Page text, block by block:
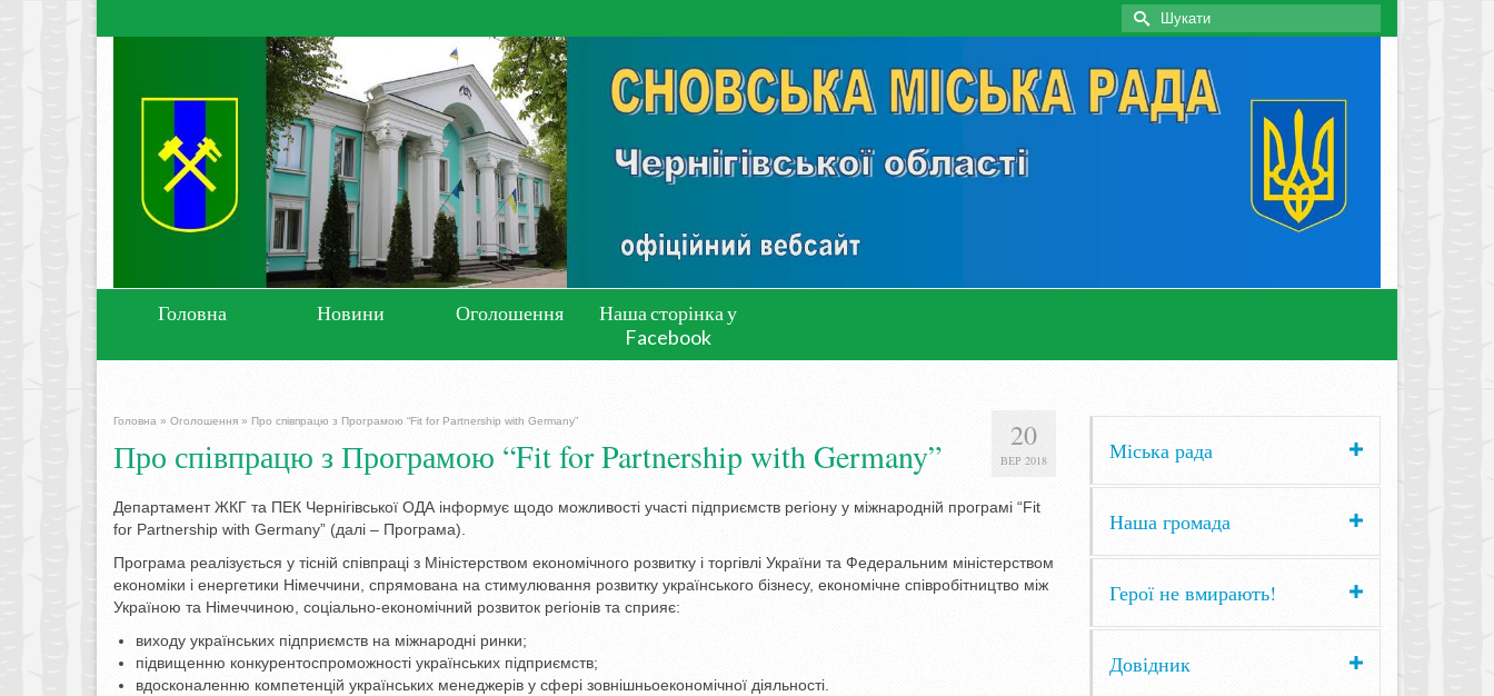
Search
for:
Головна Новини Оголошення
Наша сторінка у
Facebook
20
ВЕР 2018
Головна » Оголошення » Про співпрацю з Програмою “Fit for Partnership with Germany”
Про співпрацю з Програмою “Fit for Partnership with Germany”
Департамент ЖКГ та ПЕК Чернігівської ОДА інформує щодо можливості участі підприємств регіону у міжнародній програмі “Fit
for Partnership with Germany” (далі – Програма).
Програма реалізується у тісній співпраці з Міністерством економічного розвитку і торгівлі України та Федеральним міністерством
економіки і енергетики Німеччини, спрямована на стимулювання розвитку українського бізнесу, економічне співробітництво між
Україною та Німеччиною, соціально-економічний розвиток регіонів та сприяє:
виходу українських підприємств на міжнародні ринки;
підвищенню конкурентоспроможності українських підприємств;
вдосконаленню компетенцій українських менеджерів у сфері зовнішньоекономічної діяльності.
Міська рада
Наша громада
Герої не вмирають!
Довідник